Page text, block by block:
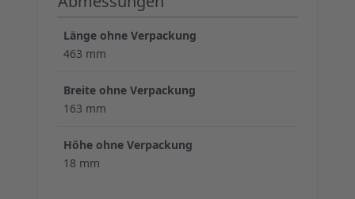
Länge ohne Verpackung
463 mm
Breite ohne Verpackung
163 mm
Höhe ohne Verpackung
18 mm